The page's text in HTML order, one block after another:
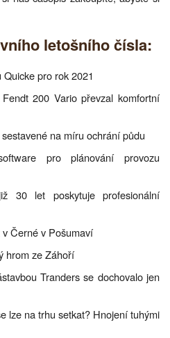
letošního čísla:
pro rok 2021
200 Vario převzal komfortní
na míru ochrání půdu
pro plánování provozu
30 let poskytuje profesionální
Černé v Pošumaví
hrom ze Záhoří
Tranders se dochovalo jen
lze na trhu setkat? Hnojení tuhými